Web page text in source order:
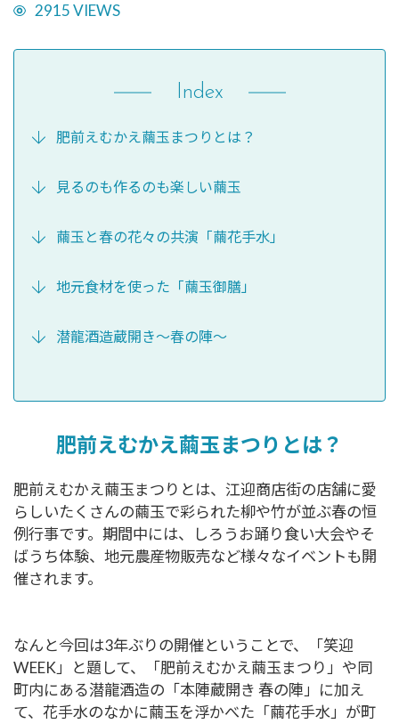
2915 VIEWS
Index
肥前えむかえ繭玉まつりとは？
見るのも作るのも楽しい繭玉
繭玉と春の花々の共演「繭花手水」
地元食材を使った「繭玉御膳」
潜龍酒造蔵開き～春の陣～
肥前えむかえ繭玉まつりとは？
肥前えむかえ繭玉まつりとは、江迎商店街の店舗に愛
らしいたくさんの繭玉で彩られた柳や竹が並ぶ春の恒
例行事です。期間中には、しろうお踊り食い大会やそ
ばうち体験、地元農産物販売など様々なイベントも開
催されます。
なんと今回は3年ぶりの開催ということで、「笑迎
WEEK」と題して、「肥前えむかえ繭玉まつり」や同
町内にある潜龍酒造の「本陣蔵開き 春の陣」に加え
て、花手水のなかに繭玉を浮かべた「繭花手水」が町